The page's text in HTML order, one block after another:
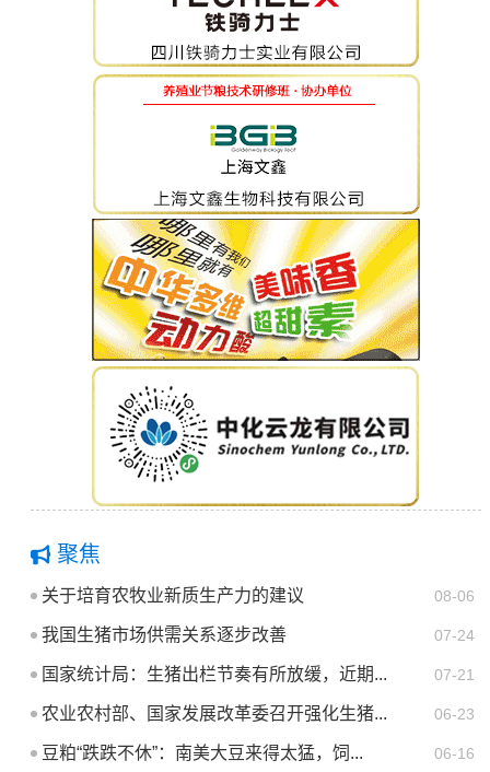
聚焦
08-06
关于培育农牧业新质生产力的建议
07-24
我国生猪市场供需关系逐步改善
07-21
国家统计局：生猪出栏节奏有所放缓，近期...
06-23
农业农村部、国家发展改革委召开强化生猪...
06-16
豆粕“跌跌不休”：南美大豆来得太猛，饲...